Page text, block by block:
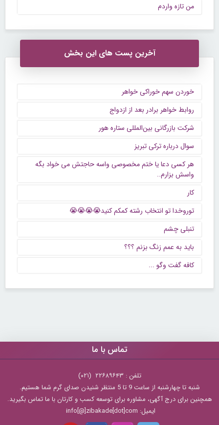
من تازه واردم
آخرین پست های این بخش
خوردن سهم خوراکی خواهر
روابط خواهر برادر بعد از ازدواج
شرکت بازرگانی بین‌المللی ستاره هور
سوال درباره ترکی تبریز
هر کسی دعا یا ختم مخصوصی واسه حاجتش می خواد بگه
واسش بزارم..
کار
توروخدا تو انتخاب رشته کمکم کنید😭😭😭😭
تنبلی چشم
باید به عمم زنگ بزنم ؟؟؟
كافه گفت وگو ...
تماس با ما
تلفن : ۲۲۶۸۹۶۴۳ (۰۲۱)
شنبه تا چهارشنبه از ساعت 9 تا 5 منتظر شنیدن صدای گرم شما هستیم.
همچنین برای درج آگهی، مشاوره برای توسعه کسب و کارتان با ما تماس بگیرید.
ایمیل: info[@]zibakade[dot]com